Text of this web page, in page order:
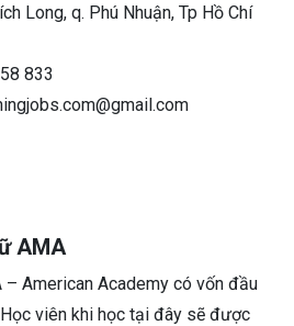
Long, q. Phú Nhuận, Tp Hồ Chí
833
AMA
– American Academy có vốn đầu
viên khi học tại đây sẽ được